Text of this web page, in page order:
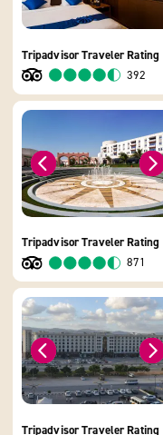
Tripadvisor Traveler Rating
392
Tripadvisor Traveler Rating
871
Tripadvisor Traveler Rating